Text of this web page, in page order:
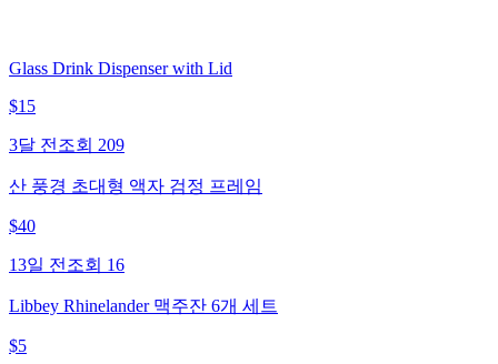
Glass Drink Dispenser with Lid
$15
3달 전 조회 209
산 풍경 초대형 액자 검정 프레임
$40
13일 전 조회 16
Libbey Rhinelander 맥주잔 6개 세트
$5